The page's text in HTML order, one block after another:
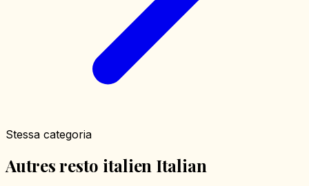
Stessa categoria
Autres resto italien Italian